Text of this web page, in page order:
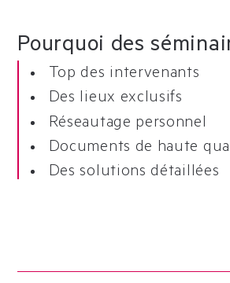
Pourquoi des
Top des intervenants
Des lieux exclusifs
Réseautage personnel
Documents de haute
Des solutions détaillées